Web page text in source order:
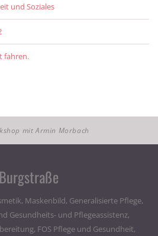
und Soziales
fahren.
mit Armin Morbach
Maskenbild, Generalisierte Pflege,
Gesundheits- und Pflegeassistenz,
FOS Pflege und Gesundheit,